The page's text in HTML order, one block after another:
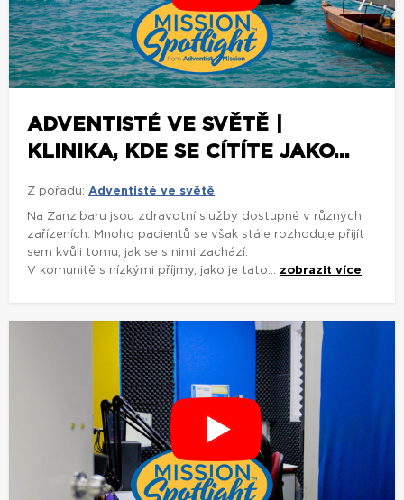
ADVENTISTÉ VE SVĚTĚ |
KLINIKA, KDE SE CÍTÍTE JAKO...
Z pořadu: Adventisté ve světě
Na Zanzibaru jsou zdravotní služby dostupné v různých
zařízeních. Mnoho pacientů se však stále rozhoduje přijít
sem kvůli tomu, jak se s nimi zachází.
V komunitě s nízkými příjmy, jako je tato... zobrazit více